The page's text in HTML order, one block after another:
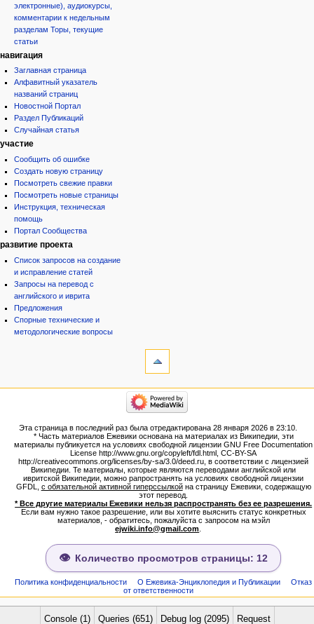
электронные), аудиокурсы,
комментарии к недельным
разделам Торы, текущие
статьи
навигация
Заглавная страница
Алфавитный указатель
названий страниц
Новостной Портал
Раздел Публикаций
Случайная статья
участие
Сообщить об ошибке
Создать новую страницу
Посмотреть свежие правки
Посмотреть новые страницы
Инструкция, техническая
помощь
Портал Сообщества
развитие проекта
Список запросов на создание
и исправление статей
Запросы на перевод с
английского и иврита
Предложения
Спорные технические и
методологические вопросы
Версия
для
Постоянная
ссылка
Сведения
о странице
категории
Народ
Проекты
Проекты/Участники/
дополнения
Публикации:Авторы
Публикации:Статьи по типу
Темы
ежевиковый куст
ЕжеВиКа,Еврейская Вики-
ЕжеВиКа-ТаНаХ
ЕжеВиКа-Публикации
ЕжеВиКа-Книги (бумажные и
электронные), аудиокурсы,
Эта страница в последний раз была отредактирована 28 января 2026 в 23:10.
* Часть материалов Ежевики основана на материалах из Википедии, эти
материалы публикуется на условиях свободной лицензии GNU Free Documentation
License http://www.gnu.org/copyleft/fdl.html, CC-BY-SA
http://creativecommons.org/licenses/by-sa/3.0/deed.ru, в соответствии с лицензией
Википедии. Те материалы, которые являются переводами английской или
ивритской Википедии, можно рапространять на условиях свободной лицензии
GFDL, с обязательной активной гиперссылкойна страницу Ежевики, содержащую
этот перевод.
* Все другие материалы Ежевики нельзя распространять без ее разрешения.
Если вам нужно такое разрешение, или вы хотите выяснить статус конкретных
материалов, - обратитесь, пожалуйста с запросом на мэйл
ejwiki.info@gmail.com
Количество просмотров страницы: 12
Политика конфиденциальности О Ежевика-Энциклопедия и Публикации
Отказ
от ответственности
Console (1) Queries (651) Debug log (2095) Request